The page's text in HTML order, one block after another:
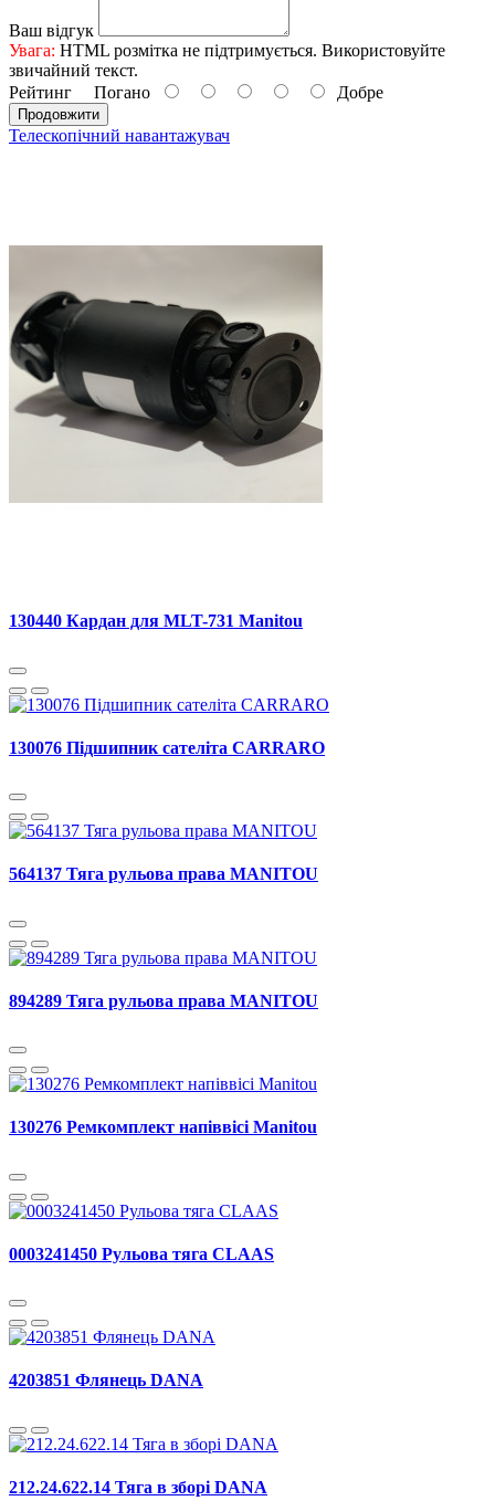
Ваш відгук
Увага: HTML розмітка не підтримується. Використовуйте
звичайний текст.
Рейтинг Погано Добре
Продовжити
Телескопічний навантажувач
130440 Кардан для MLT-731 Manitou
130076 Підшипник сателіта CARRARO
564137 Тяга рульова права MANITOU
894289 Тяга рульова права MANITOU
130276 Ремкомплект напіввісі Manitou
0003241450 Рульова тяга CLAAS
4203851 Флянець DANA
212.24.622.14 Тяга в зборі DANA